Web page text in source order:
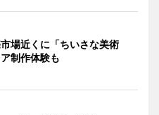
場近くに「ちいさな美術
制作体験も